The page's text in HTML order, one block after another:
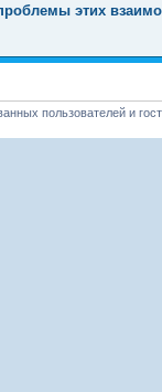
этих
пользователей и